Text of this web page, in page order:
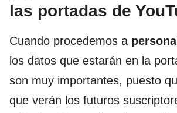
las portadas de
Cuando procedemos a
los datos que estarán en la
son muy importantes, puesto
que verán los futuros